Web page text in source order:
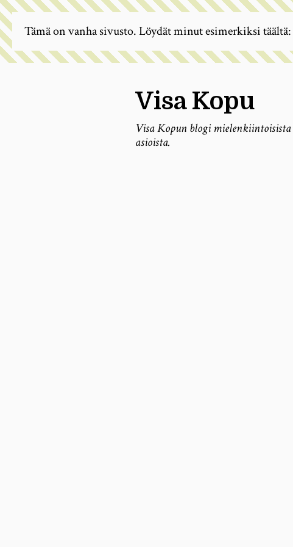
Visa Kopu
Visa Kopun blogi mielenkiintoisista
asioista.
Tämä on vanha sivusto. Löydät minut esimerkiksi täältä: